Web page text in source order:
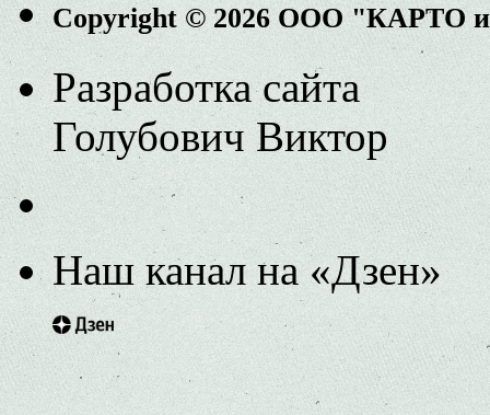
Copyright © 2026 ООО "КАРТО
Разработка сайта
Голубович Виктор
Наш канал на «Дзен»